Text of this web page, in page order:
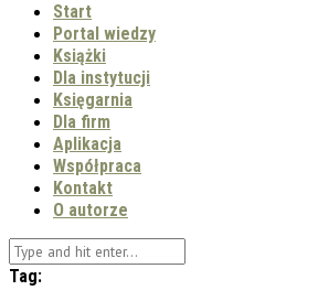
Start
Portal wiedzy
Książki
Dla instytucji
Księgarnia
Dla firm
Aplikacja
Współpraca
Kontakt
O autorze
Tag: